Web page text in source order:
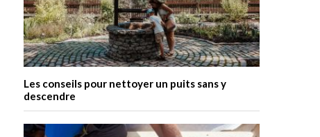
Les conseils pour nettoyer un puits sans y
descendre